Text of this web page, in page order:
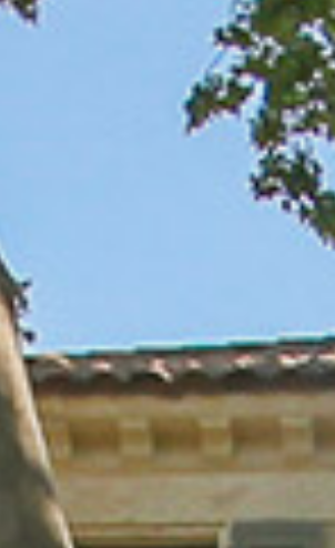
Sterne-Restaurants
der Region
Wohlbefinden
Art et culture